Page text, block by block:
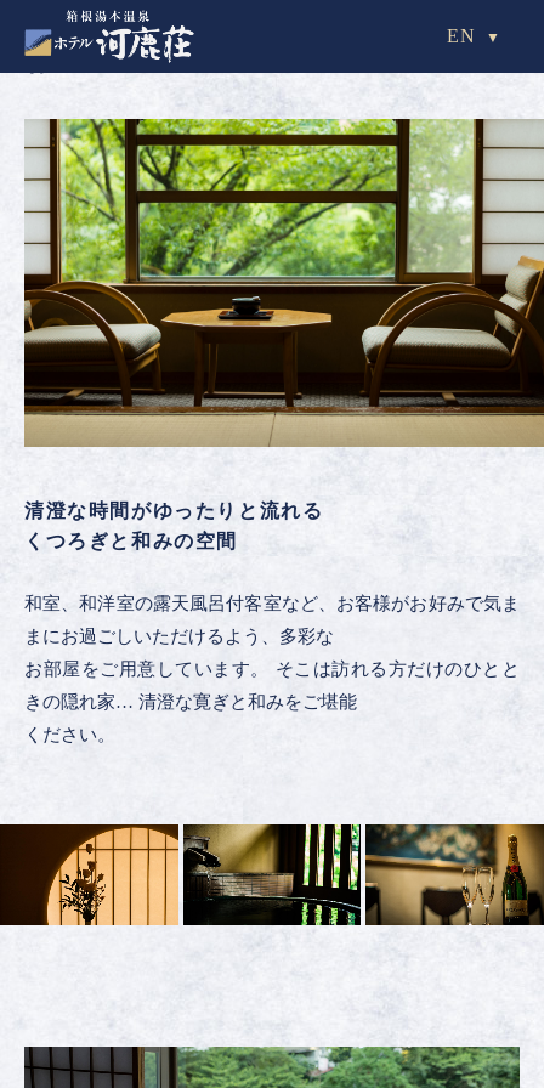
客室
清澄な時間がゆったりと流れる
くつろぎと和みの空間
和室、和洋室の露天風呂付客室など、お客様がお好みで気ま
まにお過ごしいただけるよう、多彩な
お部屋をご用意しています。 そこは訪れる方だけのひとと
きの隠れ家… 清澄な寛ぎと和みをご堪能
ください。
EN